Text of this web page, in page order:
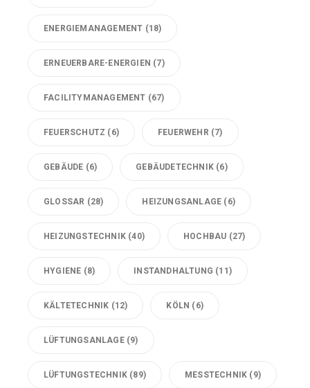
ENERGIEMANAGEMENT (18)
ERNEUERBARE-ENERGIEN (7)
FACILITYMANAGEMENT (67)
FEUERSCHUTZ (6) FEUERWEHR (7)
GEBÄUDE (6) GEBÄUDETECHNIK (6)
GLOSSAR (28) HEIZUNGSANLAGE (6)
HEIZUNGSTECHNIK (40) HOCHBAU (27)
HYGIENE (8) INSTANDHALTUNG (11)
KÄLTETECHNIK (12) KÖLN (6)
LÜFTUNGSANLAGE(9)
LÜFTUNGSTECHNIK (89) MESSTECHNIK (9)